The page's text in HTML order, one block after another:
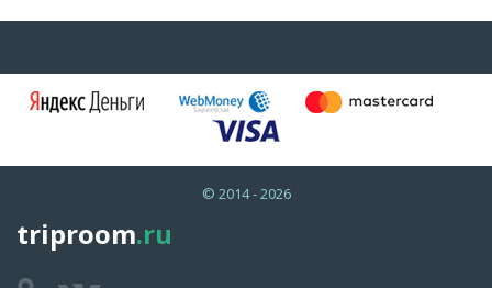
© 2014 - 2026
triproom.ru